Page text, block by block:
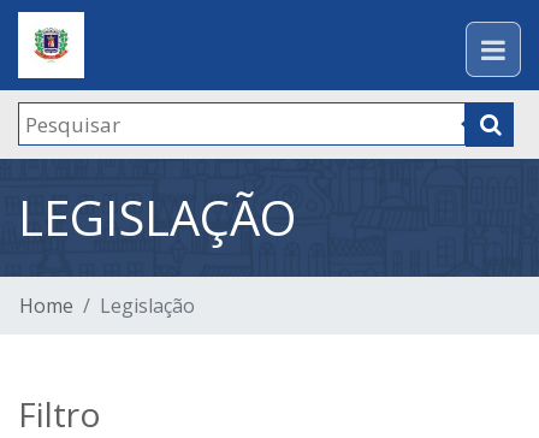
LEGISLAÇÃO
Home Legislação
Filtro